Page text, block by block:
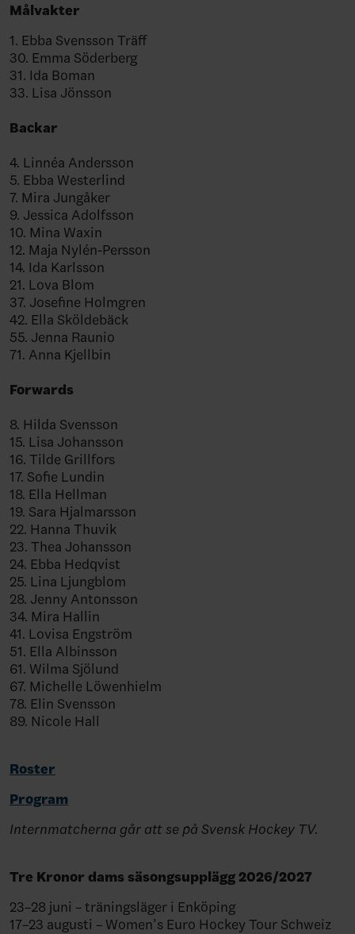
Målvakter
1. Ebba Svensson Träff
30. Emma Söderberg
31. Ida Boman
33. Lisa Jönsson
Backar
4. Linnéa Andersson
5. Ebba Westerlind
7. Mira Jungåker
9. Jessica Adolfsson
10. Mina Waxin
12. Maja Nylén-Persson
14. Ida Karlsson
21. Lova Blom
37. Josefine Holmgren
42. Ella Sköldebäck
55. Jenna Raunio
71. Anna Kjellbin
Forwards
8. Hilda Svensson
15. Lisa Johansson
16. Tilde Grillfors
17. Sofie Lundin
18. Ella Hellman
19. Sara Hjalmarsson
22. Hanna Thuvik
23. Thea Johansson
24. Ebba Hedqvist
25. Lina Ljungblom
28. Jenny Antonsson
34. Mira Hallin
41. Lovisa Engström
51. Ella Albinsson
61. Wilma Sjölund
67. Michelle Löwenhielm
78. Elin Svensson
89. Nicole Hall
Roster
Program
Internmatcherna går att se på Svensk Hockey TV.
Tre Kronor dams säsongsupplägg 2026/2027
23–28 juni – träningsläger i Enköping
17–23 augusti – Women’s Euro Hockey Tour Schweiz